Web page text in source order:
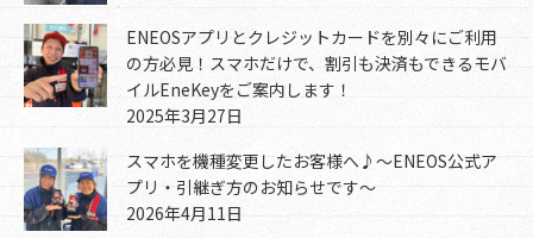
ENEOSアプリとクレジットカードを別々にご利用
の方必見！スマホだけで、割引も決済もできるモバ
イルEneKeyをご案内します！
2025年3月27日
スマホを機種変更したお客様へ♪～ENEOS公式ア
プリ・引継ぎ方のお知らせです～
2026年4月11日